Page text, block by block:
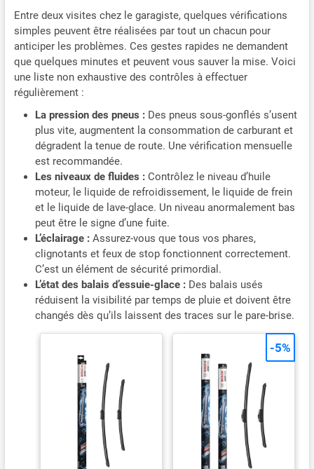
Entre deux visites chez le garagiste, quelques vérifications
simples peuvent être réalisées par tout un chacun pour
anticiper les problèmes. Ces gestes rapides ne demandent
que quelques minutes et peuvent vous sauver la mise. Voici
une liste non exhaustive des contrôles à effectuer
régulièrement :
La pression des pneus :Des pneus sous-gonflés s’usent
plus vite, augmentent la consommation de carburant et
dégradent la tenue de route. Une vérification mensuelle
est recommandée.
Les niveaux de fluides :Contrôlez le niveau d’huile
moteur, le liquide de refroidissement, le liquide de frein
et le liquide de lave-glace. Un niveau anormalement bas
peut être le signe d’une fuite.
L’éclairage :Assurez-vous que tous vos phares,
clignotants et feux de stop fonctionnent correctement.
C’est un élément de sécurité primordial.
L’état des balais d’essuie-glace :Des balais usés
réduisent la visibilité par temps de pluie et doivent être
changés dès qu’ils laissent des traces sur le pare-brise.
-5%